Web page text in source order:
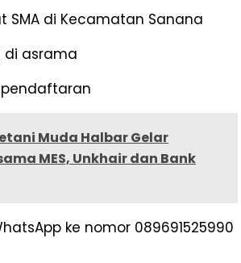
SMA di Kecamatan Sanana
di asrama
Muda Halbar Gelar
MES, Unkhair dan Bank
ke nomor 089691525990